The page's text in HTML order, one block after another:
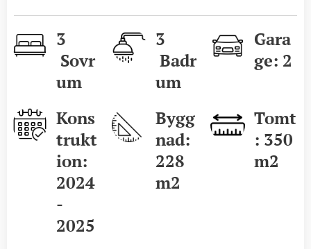
3
Sovr
um
3
Badr
um
Gara
ge: 2
Kons
trukt
ion:
2024
-
2025
Bygg
nad:
228
m2
Tomt
: 350
m2